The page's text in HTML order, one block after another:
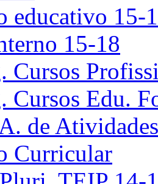
educativo 15-
15-18
Cursos
Cursos Edu.
de Atividades
Curricular